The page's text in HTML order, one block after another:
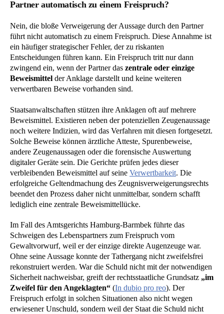
Partner automatisch zu einem Freispruch?
Nein, die bloße Verweigerung der Aussage durch den Partner
führt nicht automatisch zu einem Freispruch. Diese Annahme ist
ein häufiger strategischer Fehler, der zu riskanten
Entscheidungen führen kann. Ein Freispruch tritt nur dann
zwingend ein, wenn der Partner das zentrale oder einzige
Beweismittel der Anklage darstellt und keine weiteren
verwertbaren Beweise vorhanden sind.
Staatsanwaltschaften stützen ihre Anklagen oft auf mehrere
Beweismittel. Existieren neben der potenziellen Zeugenaussage
noch weitere Indizien, wird das Verfahren mit diesen fortgesetzt.
Solche Beweise können ärztliche Atteste, Spurenbeweise,
andere Zeugenaussagen oder die forensische Auswertung
digitaler Geräte sein. Die Gerichte prüfen jedes dieser
verbleibenden Beweismittel auf seine Verwertbarkeit. Die
erfolgreiche Geltendmachung des Zeugnisverweigerungsrechts
beendet den Prozess daher nicht unmittelbar, sondern schafft
lediglich eine zentrale Beweismittellücke.
Im Fall des Amtsgerichts Hamburg-Barmbek führte das
Schweigen des Lebenspartners zum Freispruch vom
Gewaltvorwurf, weil er der einzige direkte Augenzeuge war.
Ohne seine Aussage konnte der Tathergang nicht zweifelsfrei
rekonstruiert werden. War die Schuld nicht mit der notwendigen
Sicherheit nachweisbar, greift der rechtsstaatliche Grundsatz „im
Zweifel für den Angeklagten“ (In dubio pro reo). Der
Freispruch erfolgt in solchen Situationen also nicht wegen
erwiesener Unschuld, sondern weil der Staat die Schuld nicht